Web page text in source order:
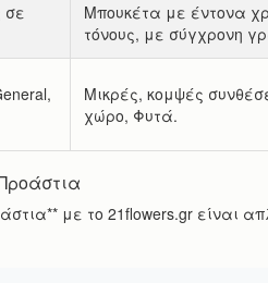
σε
Μπουκέτα με έντονα
τόνους, με σύγχρονη
Μικρές, κομψές
χώρο, Φυτά.
με το 21flowers.gr είναι